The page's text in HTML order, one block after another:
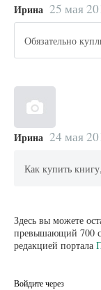
Ирина 25 мая
Обязательно
Ирина 24 мая
Как купить
Здесь вы можете
превышающий 700
редакцией портала
Войдите через